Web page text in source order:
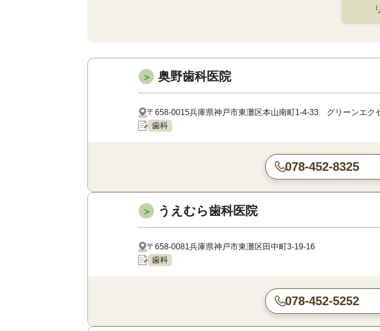
＞ 奥野歯科医院
〒658-0015兵庫県神戸市東灘区本山南町1-4-33 グリーンエク
歯科
078-452-8325
＞ うえむら歯科医院
〒658-0081兵庫県神戸市東灘区田中町3-19-16
歯科
078-452-5252